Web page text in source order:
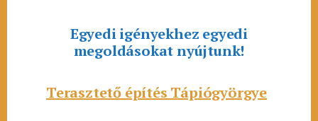
Egyedi igényekhez egyedi
megoldásokat nyújtunk!
Terasztető építés Tápiógyörgye